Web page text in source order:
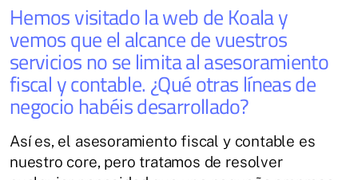
Hemos visitado la web de Koala y
vemos que el alcance de vuestros
servicios no se limita al asesoramiento
fiscal y contable. ¿Qué otras líneas de
negocio habéis desarrollado?
Así es, el asesoramiento fiscal y contable es
nuestro core, pero tratamos de resolver